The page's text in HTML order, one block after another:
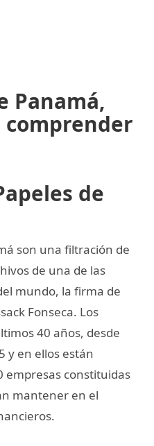
Panamá,
comprender
de
son una filtración de
de una de las
mundo, la firma de
Fonseca. Los
40 años, desde
y en ellos están
empresas constituidas
mantener en el